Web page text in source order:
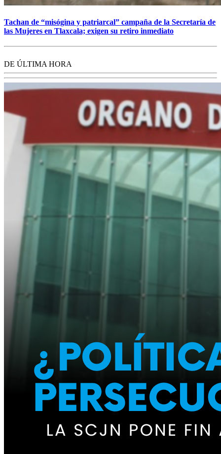
Tachan de “misógina y patriarcal” campaña de la Secretaría de
las Mujeres en Tlaxcala; exigen su retiro inmediato
DE ÚLTIMA HORA